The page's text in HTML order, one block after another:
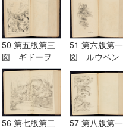
50 第五版第三
図 ギドーヲ
Guido
51 第六版第一
図 ルウベン
ス Reubens
56 第七版第二
57 第八版第一